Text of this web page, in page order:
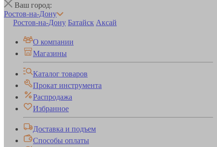
Ваш город:
Ростов-на-Дону
Ростов-на-Дону Батайск Аксай
О компании
Магазины
Каталог товаров
Прокат инструмента
Распродажа
Избранное
Доставка и подъем
Способы оплаты